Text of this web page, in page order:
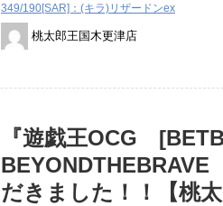
349/190[SAR]：(キラ)リザードンex
桃太郎王国木更津店
『遊戯王OCG
BEYONDTHEBRAVE
だきました！！【桃